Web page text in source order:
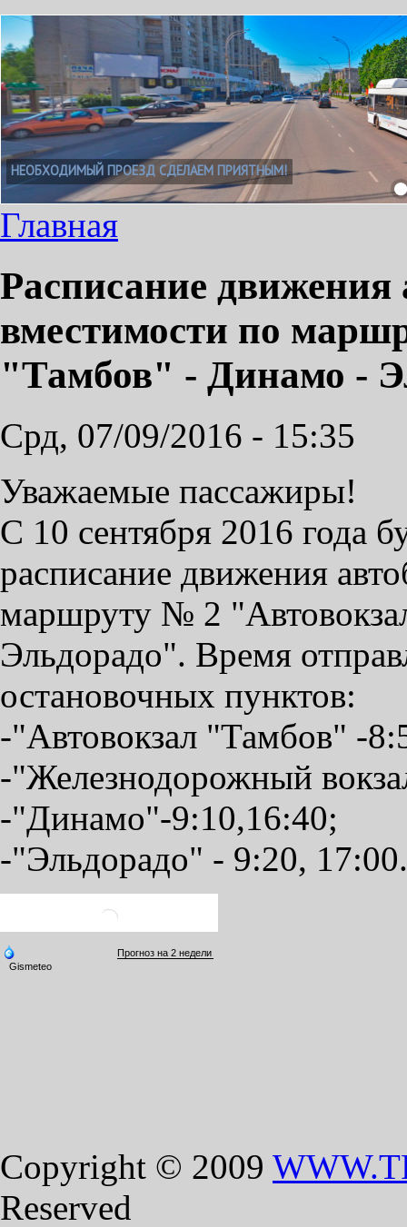
НЕОБХОДИМЫЙ ПРОЕЗД СДЕЛАЕМ ПРИЯТНЫМ!
Главная
Расписание движения
вместимости по
"Тамбов" - Динамо -
Срд, 07/09/2016 - 15:35
Уважаемые пассажиры!
С 10 сентября 2016 года
расписание движения
маршруту № 2
Эльдорадо". Время
остановочных пунктов:
-"Автовокзал "Тамбов" -
-"Железнодорожный
-"Динамо"-9:10,16:40;
-"Эльдорадо" - 9:20, 17:00.
Copyright © 2009
Reserved